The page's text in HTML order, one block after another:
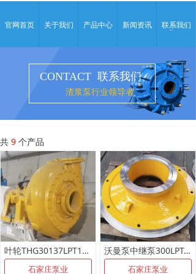
官网首页 关于我们 产品中心 新闻资讯 联系我们
CONTACT 联系我们
渣浆泵行业领导者
共 9 个产品
叶轮THG30137LPT1A05蜗壳GHG30131A05前护板GHG30013LPT1A05后护板GHG30041A05
石家庄泵业
沃曼泵中继泵300LPT-SHG配件GHG30013LPT1A05前护板
石家庄泵业